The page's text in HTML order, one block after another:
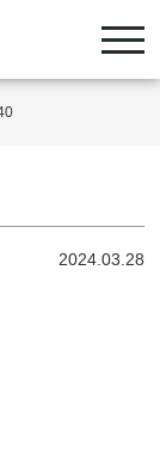
2024.03.28